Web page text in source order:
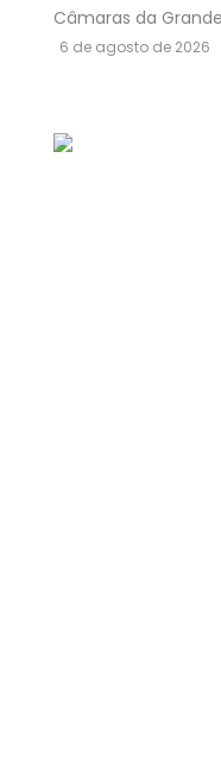
Câmaras da
6 de agosto de 2026